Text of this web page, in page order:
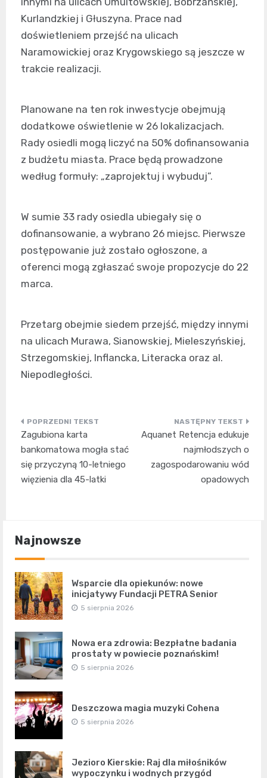
Kurlandzkiej i Głuszyna. Prace nad
doświetleniem przejść na ulicach
Naramowickiej oraz Krygowskiego są jeszcze w
trakcie realizacji.
Planowane na ten rok inwestycje obejmują
dodatkowe oświetlenie w 26 lokalizacjach.
Rady osiedli mogą liczyć na 50% dofinansowania
z budżetu miasta. Prace będą prowadzone
według formuły: „zaprojektuj i wybuduj”.
W sumie 33 rady osiedla ubiegały się o
dofinansowanie, a wybrano 26 miejsc. Pierwsze
postępowanie już zostało ogłoszone, a
oferenci mogą zgłaszać swoje propozycje do 22
marca.
Przetarg obejmie siedem przejść, między innymi
na ulicach Murawa, Sianowskiej, Mieleszyńskiej,
Strzegomskiej, Inflancka, Literacka oraz al.
Niepodległości.
Nawigacja
wpisu
Zagubiona karta
bankomatowa mogła stać
się przyczyną 10-letniego
więzienia dla 45-latki
Aquanet Retencja edukuje
najmłodszych o
zagospodarowaniu wód
opadowych
Najnowsze
Wsparcie dla opiekunów: nowe
inicjatywy Fundacji PETRA Senior
5 sierpnia 2026
Nowa era zdrowia: Bezpłatne badania
prostaty w powiecie poznańskim!
5 sierpnia 2026
Deszczowa magia muzyki Cohena
5 sierpnia 2026
Jezioro Kierskie: Raj dla miłośników
wypoczynku i wodnych przygód